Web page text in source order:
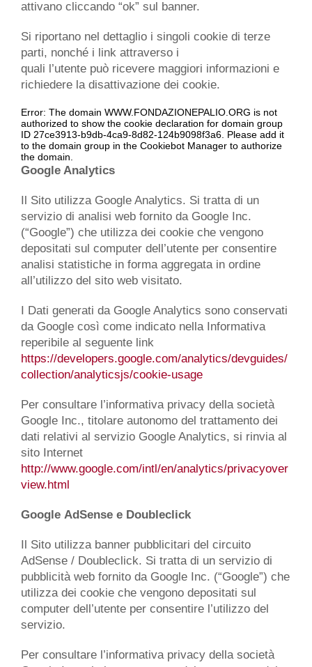
attivano cliccando “ok” sul banner.
Si riportano nel dettaglio i singoli cookie di terze
parti, nonché i link attraverso i
quali l’utente può ricevere maggiori informazioni e
richiedere la disattivazione dei cookie.
Error: The domain WWW.FONDAZIONEPALIO.ORG is not
authorized to show the cookie declaration for domain group
ID 27ce3913-b9db-4ca9-8d82-124b9098f3a6. Please add it
to the domain group in the Cookiebot Manager to authorize
the domain.
Google Analytics
Il Sito utilizza Google Analytics. Si tratta di un
servizio di analisi web fornito da Google Inc.
(“Google”) che utilizza dei cookie che vengono
depositati sul computer dell’utente per consentire
analisi statistiche in forma aggregata in ordine
all’utilizzo del sito web visitato.
I Dati generati da Google Analytics sono conservati
da Google così come indicato nella Informativa
reperibile al seguente link
https://developers.google.com/analytics/devguides/
collection/analyticsjs/cookie-usage
Per consultare l’informativa privacy della società
Google Inc., titolare autonomo del trattamento dei
dati relativi al servizio Google Analytics, si rinvia al
sito Internet
http://www.google.com/intl/en/analytics/privacyover
view.html
Google AdSense e Doubleclick
Il Sito utilizza banner pubblicitari del circuito
AdSense / Doubleclick. Si tratta di un servizio di
pubblicità web fornito da Google Inc. (“Google”) che
utilizza dei cookie che vengono depositati sul
computer dell’utente per consentire l’utilizzo del
servizio.
Per consultare l’informativa privacy della società